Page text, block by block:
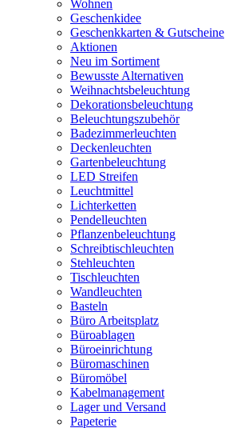
Wohnen
Geschenkidee
Geschenkkarten & Gutscheine
Aktionen
Neu im Sortiment
Bewusste Alternativen
Weihnachtsbeleuchtung
Dekorationsbeleuchtung
Beleuchtungszubehör
Badezimmerleuchten
Deckenleuchten
Gartenbeleuchtung
LED Streifen
Leuchtmittel
Lichterketten
Pendelleuchten
Pflanzenbeleuchtung
Schreibtischleuchten
Stehleuchten
Tischleuchten
Wandleuchten
Basteln
Büro Arbeitsplatz
Büroablagen
Büroeinrichtung
Büromaschinen
Büromöbel
Kabelmanagement
Lager und Versand
Papeterie